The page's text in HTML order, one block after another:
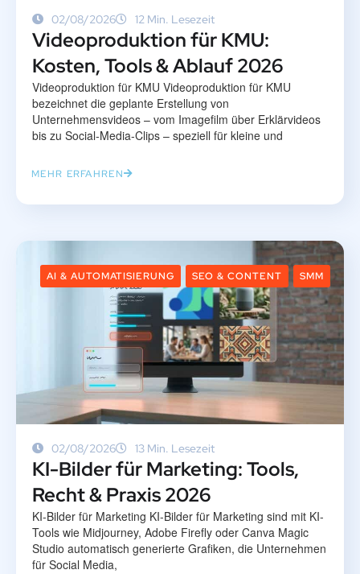
02/08/2026 12 Min. Lesezeit
Videoproduktion für KMU:
Kosten, Tools & Ablauf 2026
Videoproduktion für KMU Videoproduktion für KMU
bezeichnet die geplante Erstellung von
Unternehmensvideos – vom Imagefilm über Erklärvideos
bis zu Social-Media-Clips – speziell für kleine und
MEHR ERFAHREN
AI & AUTOMATISIERUNG SEO & CONTENT SMM
02/08/2026 13 Min. Lesezeit
KI-Bilder für Marketing: Tools,
Recht & Praxis 2026
KI-Bilder für Marketing KI-Bilder für Marketing sind mit KI-
Tools wie Midjourney, Adobe Firefly oder Canva Magic
Studio automatisch generierte Grafiken, die Unternehmen
für Social Media,